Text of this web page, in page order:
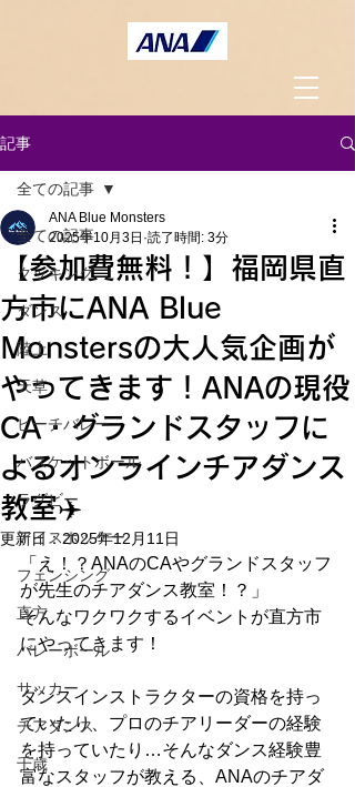
記事
全ての記事
クッキング
ダンス
陸上
天草
ビーチバレー
バスケットボール
ラグビー
アイスホッケー
フェンシング
直方
バレーボール
サッカー
チアダンス
千歳
全ての記事
【参加費無料！】福岡県直
方市にANA Blue
Monstersの大人気企画が
やってきます！ANAの現役
CA・グランドスタッフに
よるオンラインチアダンス
教室✈️
ANA Blue Monsters
2025年10月3日 読了時間: 3分
更新日：2025年12月11日
「え！？ANAのCAやグランドスタッフ
が先生のチアダンス教室！？」
そんなワクワクするイベントが直方市
にやってきます！
ダンスインストラクターの資格を持っ
ていたり、プロのチアリーダーの経験
を持っていたり…そんなダンス経験豊
富なスタッフが教える、ANAのチアダ